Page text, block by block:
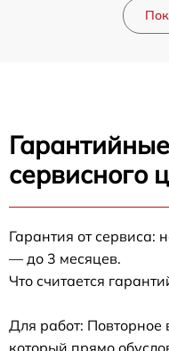
сервисного
Гарантия от сервиса:
— до 3 месяцев.
Что считается
Для работ: Повторное
который прямо